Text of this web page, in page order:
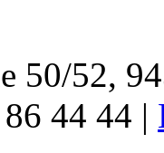
50/52,
44 44 |